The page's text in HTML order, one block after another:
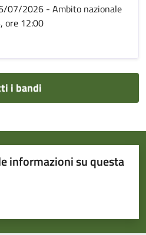
07/2026 - Ambito nazionale
ore 12:00
i bandi
informazioni su questa
su 5
su 5